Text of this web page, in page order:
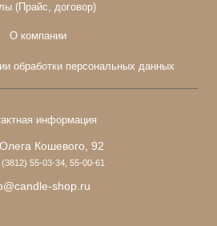
(Прайс, договор)
О компании
обработки персональных данных
информация
Кошевого, 92
(3812) 55-03-34, 55-00-61
shop.ru